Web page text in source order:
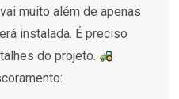
muito além de apenas
instalada. É preciso
do projeto.